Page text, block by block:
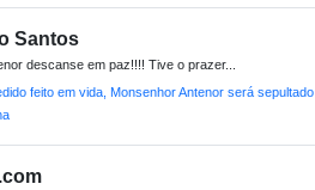
Santos
descanse em paz!!!! Tive o prazer...
feito em vida, Monsenhor Antenor será sepultado